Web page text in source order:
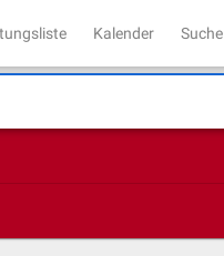
Kalender Suche